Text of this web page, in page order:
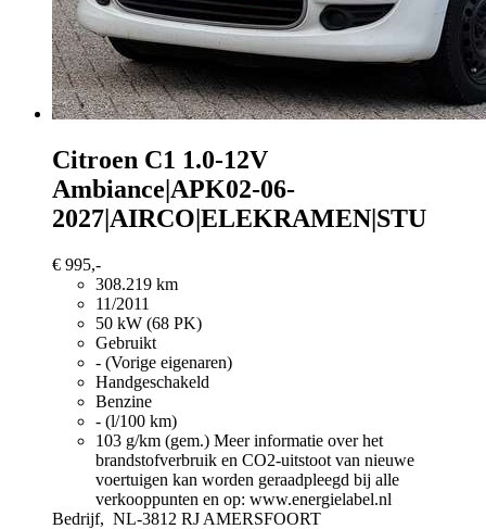
Citroen C1 1.0-12V
Ambiance|APK02-06-
2027|AIRCO|ELEKRAMEN|STU
€ 995,-
308.219 km
11/2011
50 kW (68 PK)
Gebruikt
- (Vorige eigenaren)
Handgeschakeld
Benzine
- (l/100 km)
103 g/km (gem.) Meer informatie over het
brandstofverbruik en CO2-uitstoot van nieuwe
voertuigen kan worden geraadpleegd bij alle
verkooppunten en op: www.energielabel.nl
Bedrijf, NL-3812 RJ AMERSFOORT